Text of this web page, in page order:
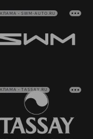
• SWM-AUTO.RU
• TASSAY.RU